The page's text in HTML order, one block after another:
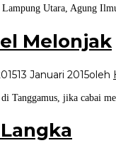
Utara, Agung
Melonjak
13 Januari 2015oleh
Tanggamus, jika cabai